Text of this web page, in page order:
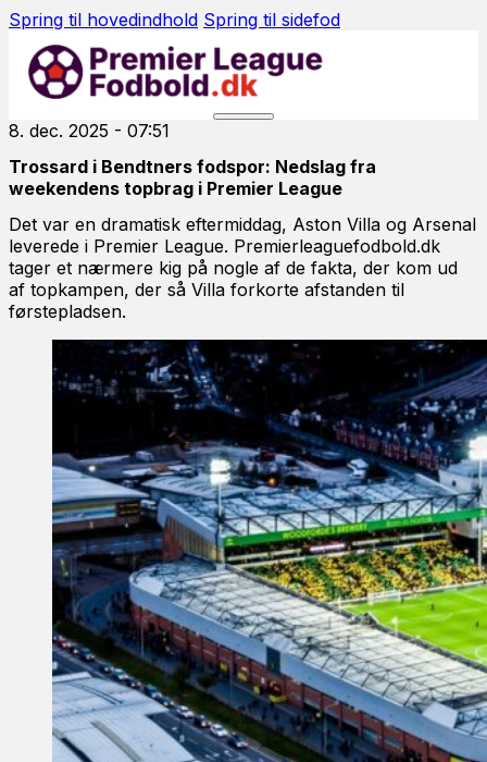
Spring til hovedindhold Spring til sidefod
8. dec. 2025 - 07:51
Trossard i Bendtners fodspor: Nedslag fra
weekendens topbrag i Premier League
Det var en dramatisk eftermiddag, Aston Villa og Arsenal
leverede i Premier League. Premierleaguefodbold.dk
tager et nærmere kig på nogle af de fakta, der kom ud
af topkampen, der så Villa forkorte afstanden til
førstepladsen.